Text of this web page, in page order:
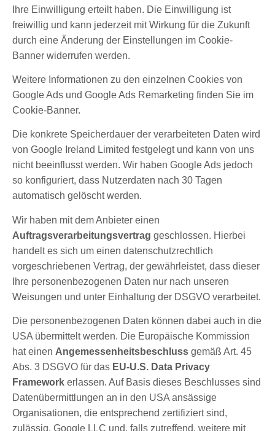
Ihre Einwilligung erteilt haben. Die Einwilligung ist
freiwillig und kann jederzeit mit Wirkung für die Zukunft
durch eine Änderung der Einstellungen im Cookie-
Banner widerrufen werden.
Weitere Informationen zu den einzelnen Cookies von
Google Ads und Google Ads Remarketing finden Sie im
Cookie-Banner.
Die konkrete Speicherdauer der verarbeiteten Daten wird
von Google Ireland Limited festgelegt und kann von uns
nicht beeinflusst werden. Wir haben Google Ads jedoch
so konfiguriert, dass Nutzerdaten nach 30 Tagen
automatisch gelöscht werden.
Wir haben mit dem Anbieter einen
Auftragsverarbeitungsvertrag geschlossen. Hierbei
handelt es sich um einen datenschutzrechtlich
vorgeschriebenen Vertrag, der gewährleistet, dass dieser
Ihre personenbezogenen Daten nur nach unseren
Weisungen und unter Einhaltung der DSGVO verarbeitet.
Die personenbezogenen Daten können dabei auch in die
USA übermittelt werden. Die Europäische Kommission
hat einen Angemessenheitsbeschluss gemäß Art. 45
Abs. 3 DSGVO für das EU-U.S. Data Privacy
Framework erlassen. Auf Basis dieses Beschlusses sind
Datenübermittlungen an in den USA ansässige
Organisationen, die entsprechend zertifiziert sind,
zulässig. Google LLC und, falls zutreffend, weitere mit